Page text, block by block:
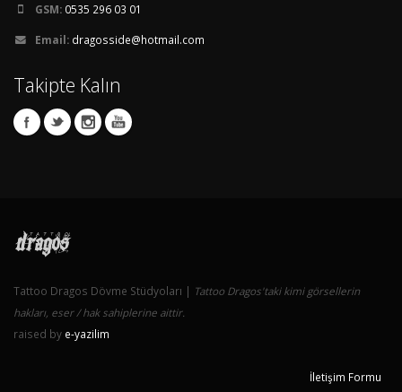
GSM: 0535 296 03 01
Email: dragosside@hotmail.com
Takipte Kalın
Tattoo Dragos Dövme Stüdyoları | Tattoo Dragos'taki kimi görsellerin
hakları, eser / hak sahiplerine aittir.
raised by e-yazilim
İletişim Formu